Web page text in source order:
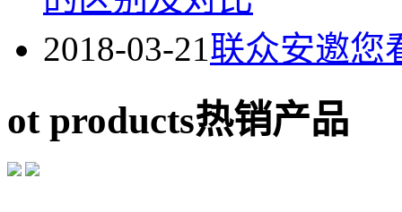
2018-03-21联众安邀您
ot products热销产品